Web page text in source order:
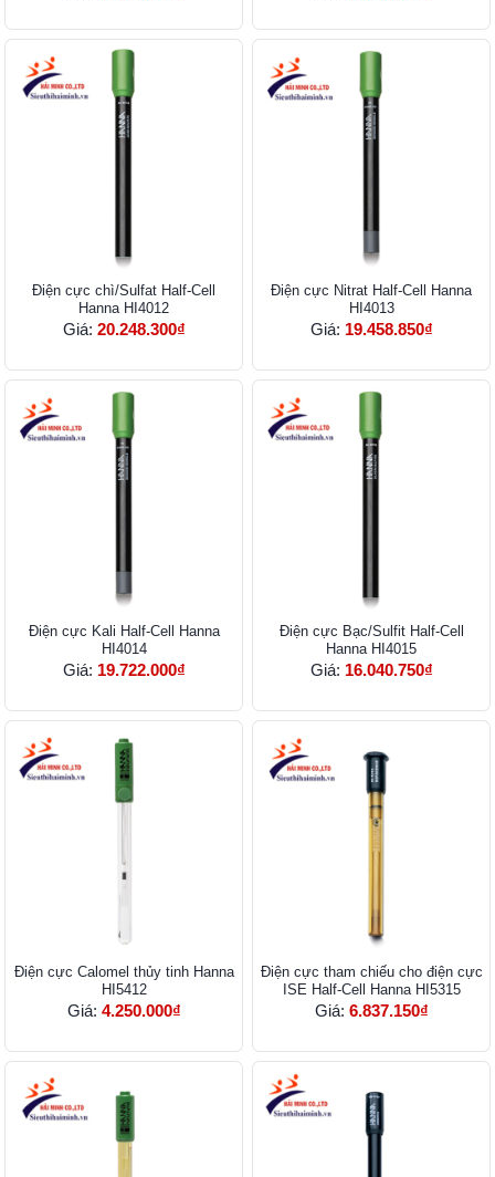
Điện cực chì/Sulfat Half-Cell
Hanna HI4012
Giá: 20.248.300₫
Điện cực Nitrat Half-Cell Hanna
HI4013
Giá: 19.458.850₫
Điện cực Kali Half-Cell Hanna
HI4014
Giá: 19.722.000₫
Điện cực Bạc/Sulfit Half-Cell
Hanna HI4015
Giá: 16.040.750₫
Điện cực Calomel thủy tinh Hanna
HI5412
Giá: 4.250.000₫
Điện cực tham chiếu cho điện cực
ISE Half-Cell Hanna HI5315
Giá: 6.837.150₫